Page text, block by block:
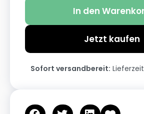
In den
Jetzt kaufen
Sofort versandbereit: